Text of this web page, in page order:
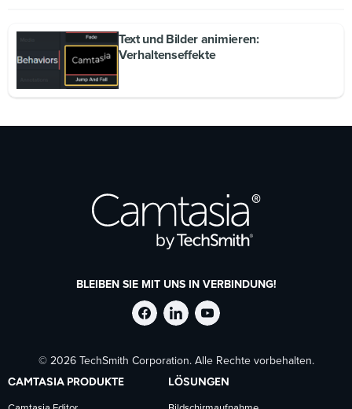
Text und Bilder animieren:
Verhaltenseffekte
BLEIBEN SIE MIT UNS IN VERBINDUNG!
TechSmith
auf
TechSmith
auf
TechSmith
auf
© 2026 TechSmith Corporation. Alle Rechte vorbehalten.
CAMTASIA PRODUKTE LÖSUNGEN